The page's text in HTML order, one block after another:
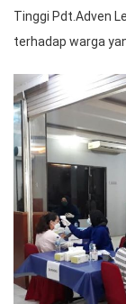
Tinggi Pdt.Adven
terhadap warga